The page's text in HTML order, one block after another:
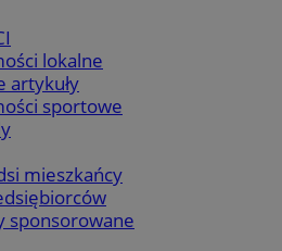
lokalne
artykuły
sportowe
mieszkańcy
sponsorowane